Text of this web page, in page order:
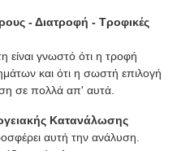
- Διατροφή - Τροφικές
είναι γνωστό ότι η τροφή
και ότι η σωστή επιλογή
σε πολλά απ' αυτά.
Κατανάλωσης
αυτή την ανάλυση.